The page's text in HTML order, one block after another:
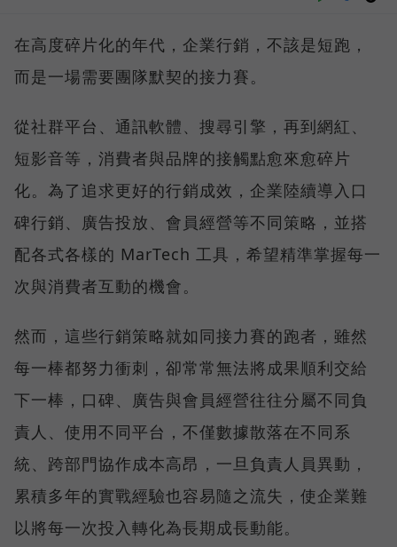
在高度碎片化的年代，企業行銷，不該是短跑，
而是一場需要團隊默契的接力賽。
從社群平台、通訊軟體、搜尋引擎，再到網紅、
短影音等，消費者與品牌的接觸點愈來愈碎片
化。為了追求更好的行銷成效，企業陸續導入口
碑行銷、廣告投放、會員經營等不同策略，並搭
配各式各樣的 MarTech 工具，希望精準掌握每一
次與消費者互動的機會。
然而，這些行銷策略就如同接力賽的跑者，雖然
每一棒都努力衝刺，卻常常無法將成果順利交給
下一棒，口碑、廣告與會員經營往往分屬不同負
責人、使用不同平台，不僅數據散落在不同系
統、跨部門協作成本高昂，一旦負責人員異動，
累積多年的實戰經驗也容易隨之流失，使企業難
以將每一次投入轉化為長期成長動能。